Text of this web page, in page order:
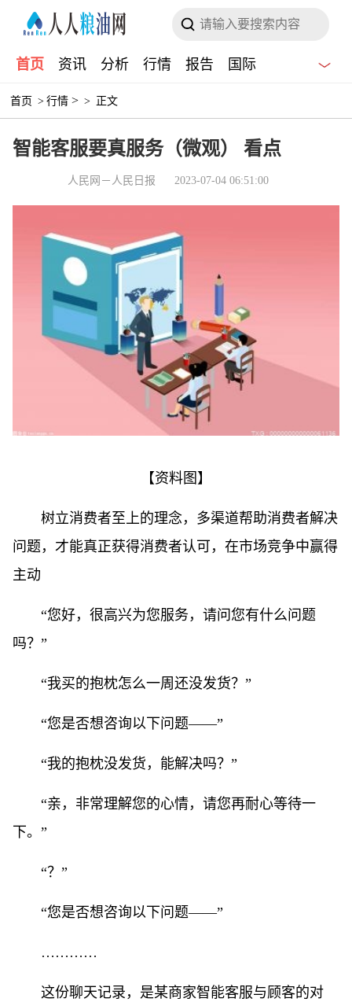
首页 资讯 分析 行情 报告 国际
首页 > 行情 > > 正文
智能客服要真服务（微观） 看点
人民网－人民日报 2023-07-04 06:51:00
【资料图】
树立消费者至上的理念，多渠道帮助消费者解决
问题，才能真正获得消费者认可，在市场竞争中赢得
主动
“您好，很高兴为您服务，请问您有什么问题
吗？”
“我买的抱枕怎么一周还没发货？”
“您是否想咨询以下问题——”
“我的抱枕没发货，能解决吗？”
“亲，非常理解您的心情，请您再耐心等待一
下。”
“？”
“您是否想咨询以下问题——”
…………
这份聊天记录，是某商家智能客服与顾客的对